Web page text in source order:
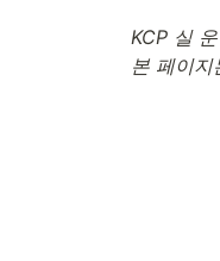
KCP 실